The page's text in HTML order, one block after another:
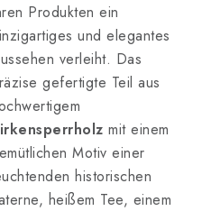
Produkten ein
und elegantes
verleiht. Das
gefertigte Teil aus
mit einem
Motiv einer
historischen
heißem Tee, einem